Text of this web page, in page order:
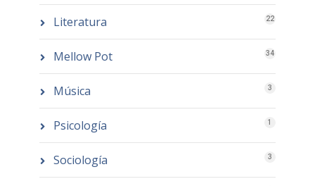
Literatura 22
Mellow Pot 34
Música 3
Psicología 1
Sociología 3